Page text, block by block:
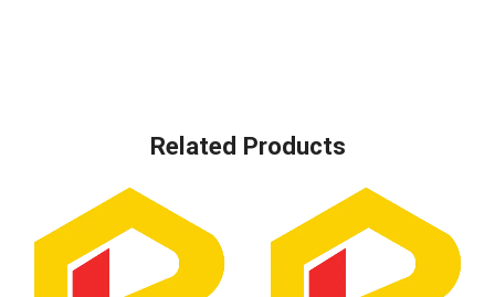
Related Products